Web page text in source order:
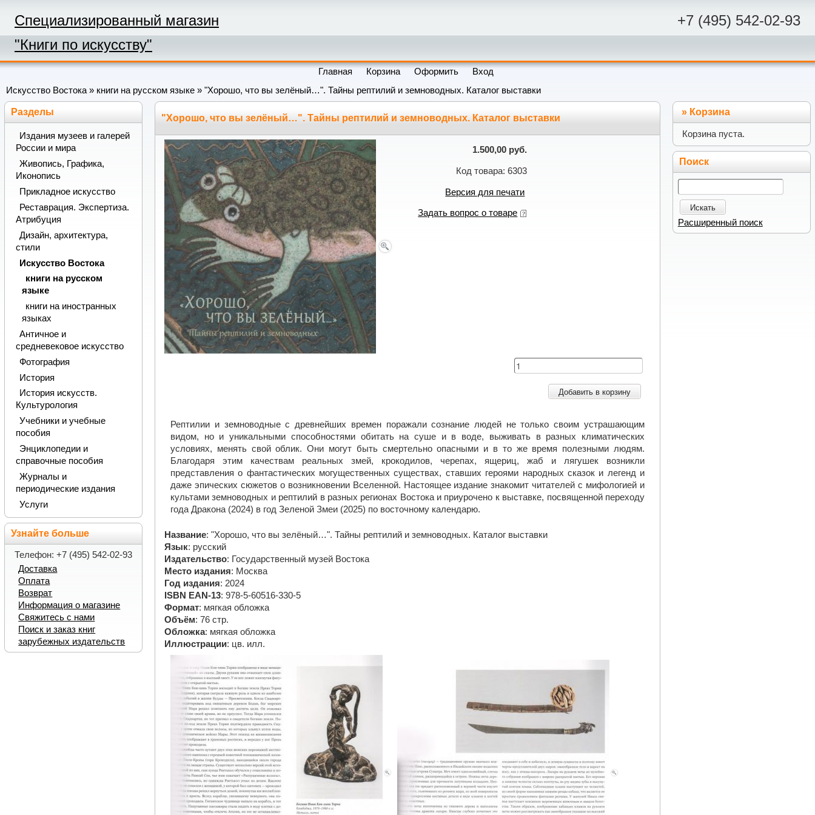
Специализированный магазин
"Книги по искусству"
+7 (495) 542-02-93
Главная Корзина Оформить
Вход
Искусство Востока» книги на русском языке » "Хорошо, что вы зелёный…". Тайны рептилий и земноводных. Каталог выставки
"Хорошо, что вы зелёный…". Тайны рептилий и земноводных. Каталог выставки
1.500,00 руб.
Код товара: 6303
Версия для печати
Задать вопрос о товаре
Добавить в корзину
Рептилии и земноводные с древнейших времен поражали сознание людей не только своим устрашающим
видом, но и уникальными способностями обитать на суше и в воде, выживать в разных климатических
условиях, менять свой облик. Они могут быть смертельно опасными и в то же время полезными людям.
Благодаря этим качествам реальных змей, крокодилов, черепах, ящериц, жаб и лягушек возникли
представления о фантастических могущественных существах, ставших героями народных сказок и легенд и
даже эпических сюжетов о возникновении Вселенной. Настоящее издание знакомит читателей с мифологией и
культами земноводных и рептилий в разных регионах Востока и приурочено к выставке, посвященной переходу
года Дракона (2024) в год Зеленой Змеи (2025) по восточному календарю.
Название: "Хорошо, что вы зелёный…". Тайны рептилий и земноводных. Каталог выставки
Язык: русский
Издательство: Государственный музей Востока
Место издания: Москва
Год издания: 2024
ISBN EAN-13: 978-5-60516-330-5
Формат: мягкая обложка
Объём: 76 стр.
Обложка: мягкая обложка
Иллюстрации: цв. илл.
Разделы
Издания музеев и галерей
России и мира
Живопись, Графика,
Иконопись
Прикладное искусство
Реставрация. Экспертиза.
Атрибуция
Дизайн, архитектура,
стили
Искусство Востока
книги на русском
языке
книги на иностранных
языках
Античное и
средневековое искусство
Фотография
История
История искусств.
Культурология
Учебники и учебные
пособия
Энциклопедии и
справочные пособия
Журналы и
периодические издания
Услуги
Узнайте больше
Телефон: +7 (495) 542-02-93
Доставка
Оплата
Возврат
Информация о магазине
Свяжитесь с нами
Поиск и заказ книг
зарубежных издательств
» Корзина
Корзина пуста.
Поиск
Искать
Расширенный поиск